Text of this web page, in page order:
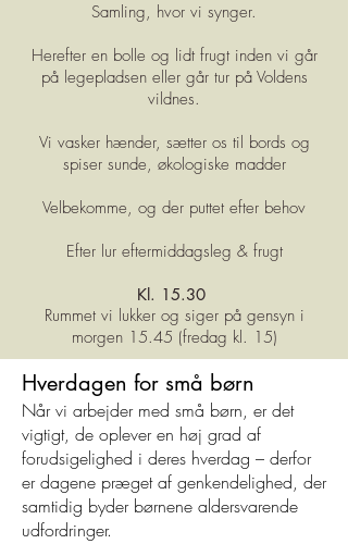
Samling, hvor vi synger.
Herefter en bolle og lidt frugt inden vi går
på legepladsen eller går tur på Voldens
vildnes.
Vi vasker hænder, sætter os til bords og
spiser sunde, økologiske madder
Velbekomme, og der puttet efter behov
Efter lur eftermiddagsleg & frugt
Kl. 15.30
Rummet vi lukker og siger på gensyn i
morgen 15.45 (fredag kl. 15)
Hverdagen for små børn
Når vi arbejder med små børn, er det
vigtigt, de oplever en høj grad af
forudsigelighed i deres hverdag – derfor
er dagene præget af genkendelighed, der
samtidig byder børnene aldersvarende
udfordringer.